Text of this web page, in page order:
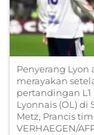
Penyerang
merayakan
pertandingan
Lyonnais (OL)
Metz, Prancis
VERHAEGEN/